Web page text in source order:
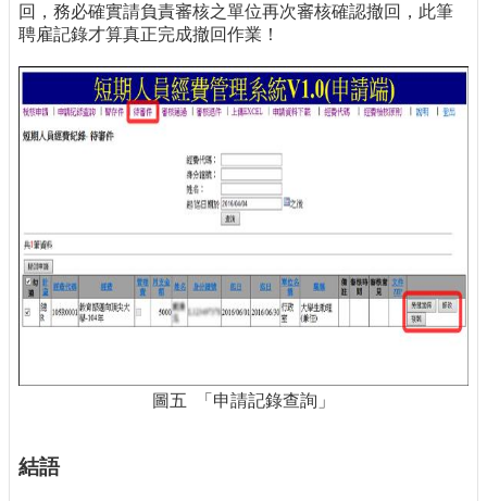
回，務必確實請負責審核之單位再次審核確認撤回，此筆
聘雇記錄才算真正完成撤回作業！
圖五 「申請記錄查詢」
結語